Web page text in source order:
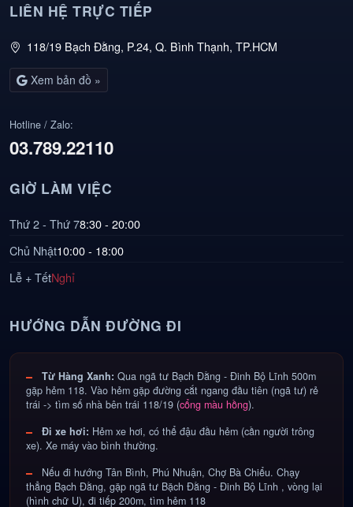
LIÊN HỆ TRỰC TIẾP
118/19 Bạch Đằng, P.24, Q. Bình Thạnh, TP.HCM
Xem bản đồ »
Hotline / Zalo:
03.789.22110
GIỜ LÀM VIỆC
Thứ 2 - Thứ 78:30 - 20:00
Chủ Nhật10:00 - 18:00
Lễ + TếtNghỉ
HƯỚNG DẪN ĐƯỜNG ĐI
Từ Hàng Xanh: Qua ngã tư Bạch Đằng - Đinh Bộ Lĩnh 500m
gặp hẻm 118. Vào hẻm gặp đường cắt ngang đầu tiên (ngã tư) rẻ
trái -> tìm số nhà bên trái 118/19 (cổng màu hồng).
Đi xe hơi: Hẻm xe hơi, có thể đậu đầu hẻm (cần người trông
xe). Xe máy vào bình thường.
Nếu đi hướng Tân Bình, Phú Nhuận, Chợ Bà Chiểu. Chạy
thẳng Bạch Đằng, gặp ngã tư Bặch Đằng - Đinh Bộ Lĩnh , vòng lại
(hình chữ U), đi tiếp 200m, tìm hẻm 118